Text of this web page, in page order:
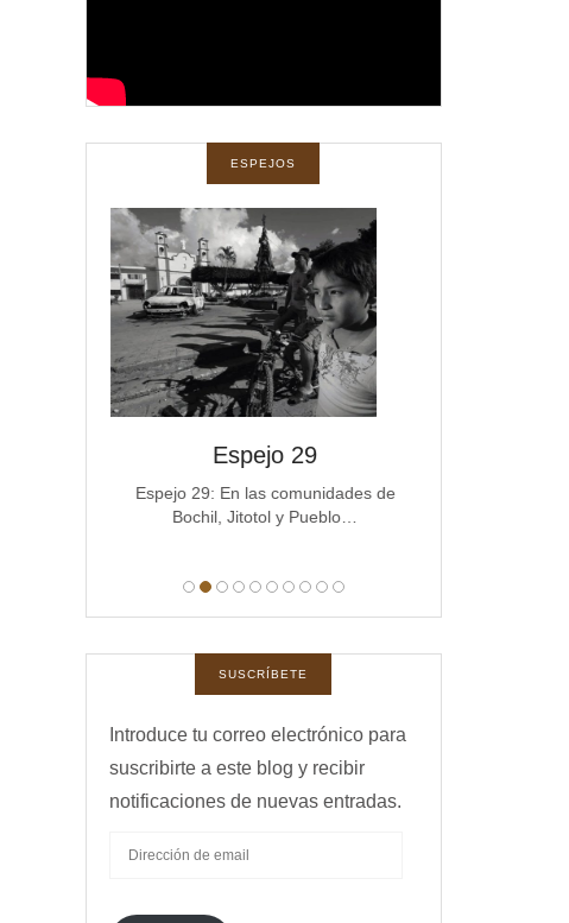
ESPEJOS
Espejo 29
Espejo 29: En las comunidades de
Bochil, Jitotol y Pueblo…
SUSCRÍBETE
Introduce tu correo electrónico para
suscribirte a este blog y recibir
notificaciones de nuevas entradas.
EMAIL